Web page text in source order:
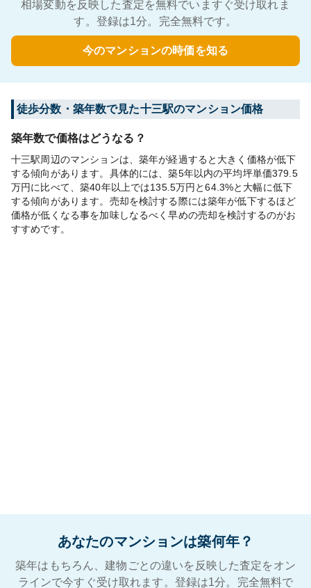
相場変動を反映した査定を無料でいますぐ受け取れま
す。登録は1分。完全無料です。
今のマンションの時価を知る
徒歩分数・築年数で見た十三駅のマンション価格
築年数で価格はどうなる？
十三駅周辺のマンションは、築年が経過すると大きく価格が低下
する傾向があります。具体的には、築5年以内の平均坪単価379.5
万円に比べて、築40年以上では135.5万円と64.3%と大幅に低下
する傾向があります。売却を検討する際には築年が低下するほど
価格が低くなる事を加味しなるべく早めの売却を検討するのがお
すすめです。
あなたのマンションは築何年？
築年はもちろん、建物ごとの違いを反映した査定をオン
ラインで今すぐ受け取れます。登録は1分。完全無料で